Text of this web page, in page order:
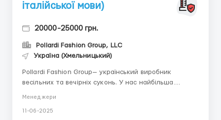
італійської мови)
20000-25000 грн.
Pollardi Fashion Group, LLC
Україна (Хмельницький)
Pollardi Fashion Group— український виробник
весільних та вечірніх суконь. У нас найбільша
особливий день!Шукаємо в нашу команду менеджера
Менеджери
11-06-2025